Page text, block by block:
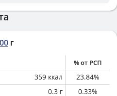
г
% от РСП
359 ккал 23.84%
0.3 г 0.33%